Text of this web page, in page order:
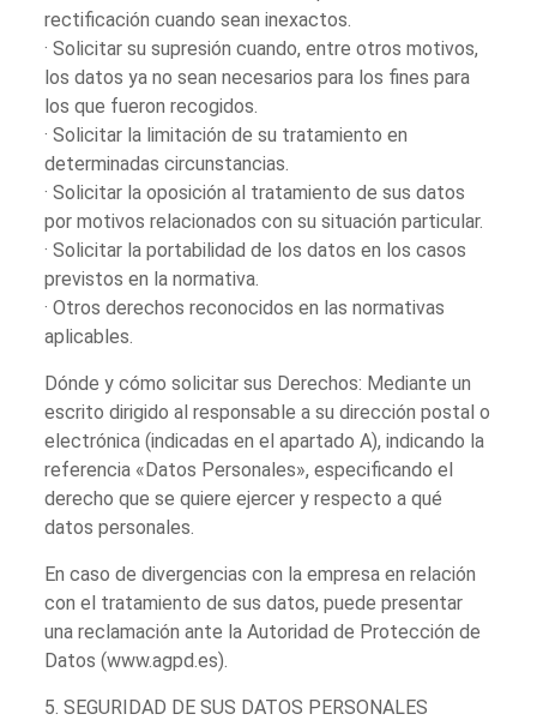
rectificación cuando sean inexactos.
· Solicitar su supresión cuando, entre otros motivos,
los datos ya no sean necesarios para los fines para
los que fueron recogidos.
· Solicitar la limitación de su tratamiento en
determinadas circunstancias.
· Solicitar la oposición al tratamiento de sus datos
por motivos relacionados con su situación particular.
· Solicitar la portabilidad de los datos en los casos
previstos en la normativa.
· Otros derechos reconocidos en las normativas
aplicables.
Dónde y cómo solicitar sus Derechos: Mediante un
escrito dirigido al responsable a su dirección postal o
electrónica (indicadas en el apartado A), indicando la
referencia «Datos Personales», especificando el
derecho que se quiere ejercer y respecto a qué
datos personales.
En caso de divergencias con la empresa en relación
con el tratamiento de sus datos, puede presentar
una reclamación ante la Autoridad de Protección de
Datos (www.agpd.es).
5. SEGURIDAD DE SUS DATOS PERSONALES